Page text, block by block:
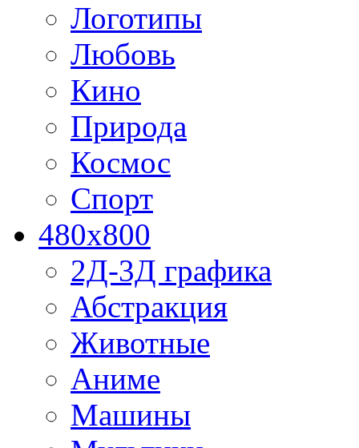
Логотипы
Любовь
Кино
Природа
Космос
Спорт
480x800
2Д-3Д графика
Абстракция
Животные
Аниме
Машины